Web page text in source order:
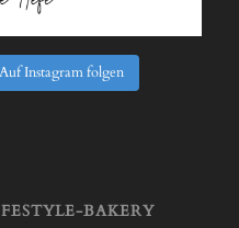
Auf Instagram folgen
BAKERY